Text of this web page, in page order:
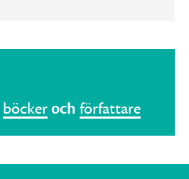
böckeroch författare